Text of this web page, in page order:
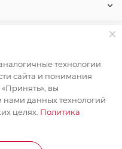
ЗАКАЗАТЬ ЗВОНОК
технологии
сайта и понимания
вы
нами данных технологий
целях. Политика